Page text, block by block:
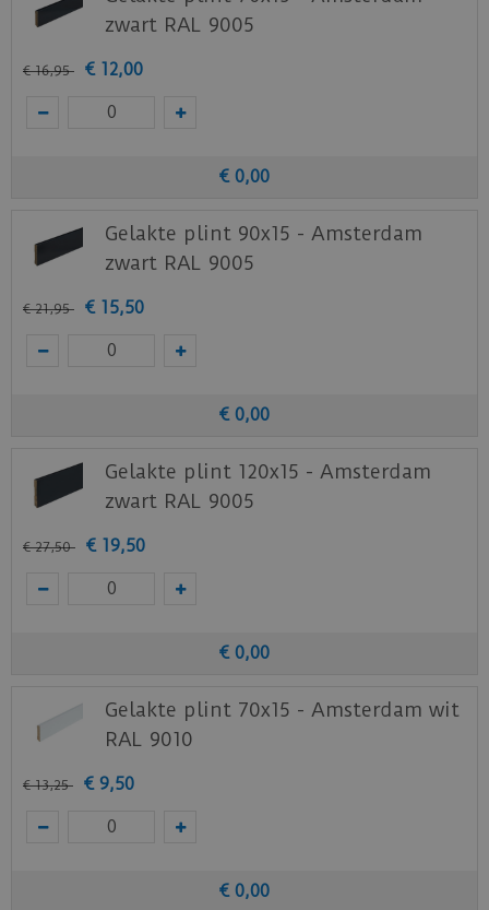
zwart RAL 9005
€ 16,95 € 12,00
€ 0,00
Gelakte plint 90x15 - Amsterdam
zwart RAL 9005
€ 21,95 € 15,50
€ 0,00
Gelakte plint 120x15 - Amsterdam
zwart RAL 9005
€ 27,50 € 19,50
€ 0,00
Gelakte plint 70x15 - Amsterdam wit
RAL 9010
€ 13,25 € 9,50
€ 0,00